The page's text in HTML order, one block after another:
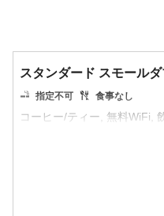
スタンダード スモール
指定不可 食事なし